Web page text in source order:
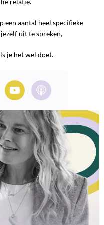
een aantal heel specifieke
uit te spreken,
je het wel doet.